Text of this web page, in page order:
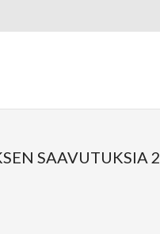
SAAVUTUKSIA 2